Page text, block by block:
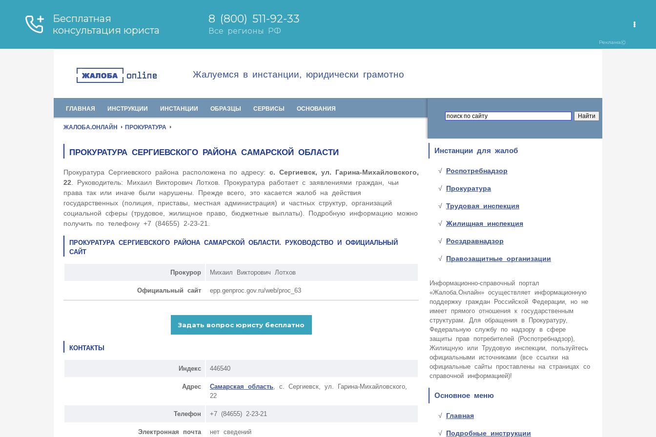
Жалуемся в инстанции, юридически грамотно
ГЛАВНАЯ ИНСТРУКЦИИ ИНСТАНЦИИ ОБРАЗЦЫ СЕРВИСЫ ОСНОВАНИЯ
ЖАЛОБА.ОНЛАЙН ПРОКУРАТУРА
ПРОКУРАТУРА СЕРГИЕВСКОГО РАЙОНА САМАРСКОЙ ОБЛАСТИ
Прокуратура Сергиевского района расположена по адресу: с. Сергиевск, ул. Гарина-Михайловского,
22 . Руководитель: Михаил Викторович Лотхов. Прокуратура работает с заявлениями граждан, чьи
права так или иначе были нарушены. Прежде всего, это касается жалоб на действия
государственных (полиция, приставы, местная администрация) и частных структур, организаций
социальной сферы (трудовое, жилищное право, бюджетные выплаты). Подробную информацию можно
получить по телефону +7 (84655) 2-23-21.
ПРОКУРАТУРА СЕРГИЕВСКОГО РАЙОНА САМАРСКОЙ ОБЛАСТИ. РУКОВОДСТВО И ОФИЦИАЛЬНЫЙ
САЙТ
Прокурор Михаил Викторович Лотхов
Официальный сайт epp.genproc.gov.ru/web/proc_63
КОНТАКТЫ
Индекс 446540
Адрес Самарская область , с. Сергиевск, ул. Гарина-Михайловского,
22
Телефон +7 (84655) 2-23-21
Электронная почта нет сведений
Инстанции для жалоб
Роспотребнадзор
Прокуратура
Трудовая инспекция
Жилищная инспекция
Росздравнадзор
Правозащитные организации
Информационно-справочный портал
«Жалоба.Онлайн» осуществляет информационную
поддержку граждан Российской Федерации, но не
имеет прямого отношения к государственным
структурам. Для обращения в Прокуратуру,
Федеральную службу по надзору в сфере
защиты прав потребителей (Роспотребнадзор),
Жилищную или Трудовую инспекции, пользуйтесь
официальными источниками (все ссылки на
официальные сайты проставлены на страницах со
справочной информацией)!
Основное меню
Главная
Подробные инструкции